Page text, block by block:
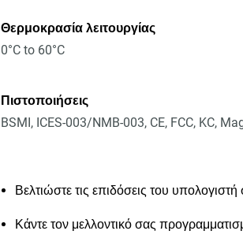
Θερμοκρασία λειτουργίας
0°C to 60°C
Πιστοποιήσεις
BSMI, ICES-003/NMB-003, CE, FCC, KC,
Βελτιώστε τις επιδόσεις του υπολογιστή
Κάντε τον μελλοντικό σας